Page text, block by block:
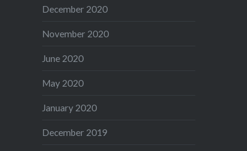
December 2020
November 2020
June 2020
May 2020
January 2020
December 2019